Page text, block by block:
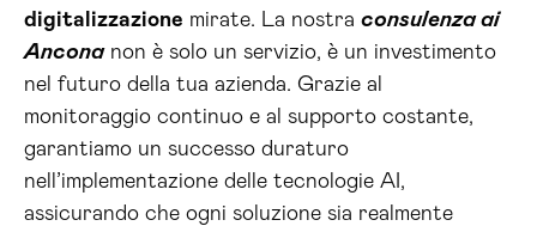
digitalizzazione mirate. La nostra consulenza ai
Anconanon è solo un servizio, è un investimento
nel futuro della tua azienda. Grazie al
monitoraggio continuo e al supporto costante,
garantiamo un successo duraturo
nell’implementazione delle tecnologie AI,
assicurando che ogni soluzione sia realmente